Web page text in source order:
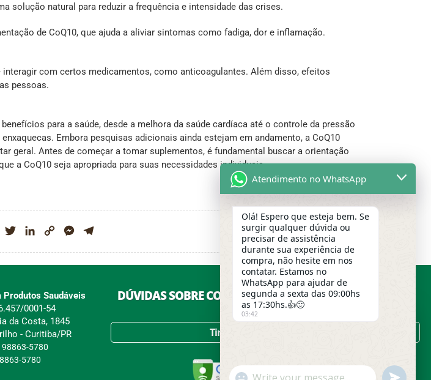
solução natural para reduzir a frequência e intensidade das crises.
de CoQ10, que ajuda a aliviar sintomas como fadiga, dor e inflamação.
com certos medicamentos, como anticoagulantes. Além disso, efeitos
pessoas.
para a saúde, desde a melhora da saúde cardíaca até o controle da pressão
Embora pesquisas adicionais ainda estejam em andamento, a CoQ10
geral. Antes de começar a tomar suplementos, é fundamental buscar a orientação
a CoQ10 seja apropriada para suas necessidades individuais.
Email TwitterLinkedIn
Copy
Messenger
Produtos Saudáveis
0001-54
da Costa, 1845
- Curitiba/PR
98863-5780
5780
DÚVIDAS SOBRE COMPRAS, PAGAMENTOS E ENTREGAS?
Tire suas Dúvidas no FAQ!
Usamos cookies para garantir a
Caneca trata seus dados pessoais,
Atendimento no WhatsApp
Olá! Espero que esteja bem. Se
surgir qualquer dúvida ou
precisar de assistência
durante sua experiência de
compra, não hesite em nos
contatar. Estamos no
WhatsApp para ajudar de
segunda a sexta das 09:00hs
as 17:30hs.👍🙂
03:42
"+chaty_settings.lang.emoji_picker+" undefined